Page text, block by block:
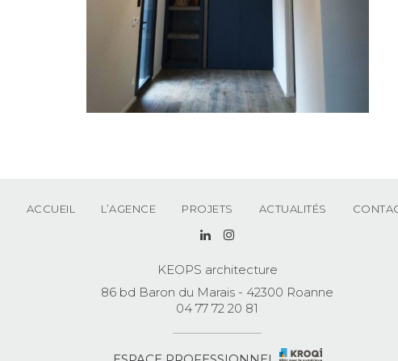
ACCUEIL L’AGENCE PROJETS ACTUALITÉS
KEOPS architecture
86 bd Baron du Marais - 42300 Roanne
04 77 72 20 81